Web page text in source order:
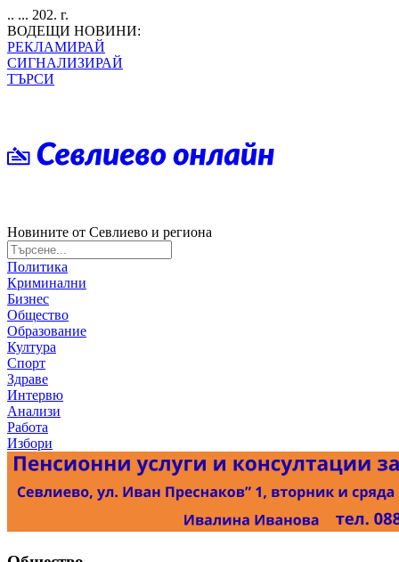
.. ... 202. г.
ВОДЕЩИ НОВИНИ:
РЕКЛАМИРАЙ
СИГНАЛИЗИРАЙ
ТЪРСИ
Новините от Севлиево и региона
Политика
Криминални
Бизнес
Общество
Образование
Култура
Спорт
Здраве
Интервю
Анализи
Работа
Избори